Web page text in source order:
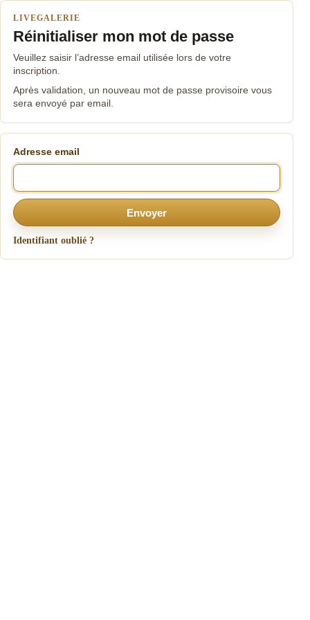
LIVEGALERIE
Réinitialiser mon mot de passe
Veuillez saisir l’adresse email utilisée lors de votre
inscription.
Après validation, un nouveau mot de passe provisoire vous
sera envoyé par email.
Adresse email
Envoyer
Identifiant oublié ?